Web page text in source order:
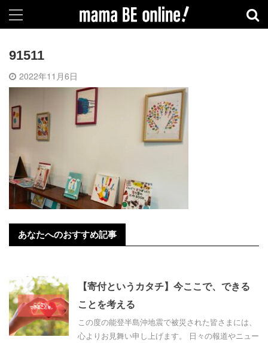
91511
2022年11月6日
あなたへのおすすめ記事
【寄付というカタチ】今ここで、できる
ことを考える
この度の能登半島沖地震で被災された皆さまには、
心よりお見舞い申し上げます。 日々の報道やニュー